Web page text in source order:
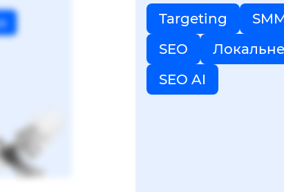
Targeting
SEO
SEO AI